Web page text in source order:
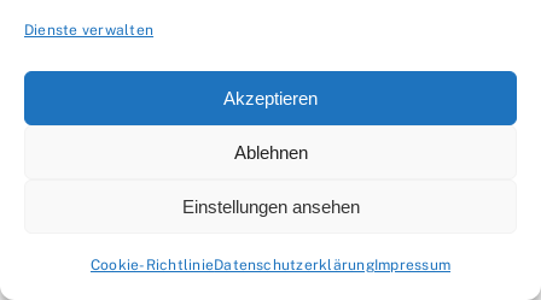
Dienste verwalten
Akzeptieren
Ablehnen
Einstellungen ansehen
Cookie-RichtlinieDatenschutzerklärungImpressum
© 2007 - 2026 •by Moveco